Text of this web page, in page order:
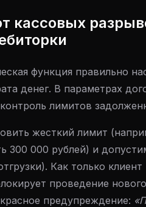
кассовых
функция правильно
денег. В параметрах
лимитов
жесткий лимит
300 000 рублей) и
Как только
проведение
предупреждение: